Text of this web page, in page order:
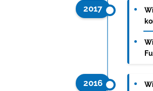
2017
2016